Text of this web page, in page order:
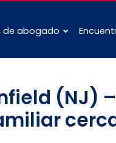
de abogado
(NJ)